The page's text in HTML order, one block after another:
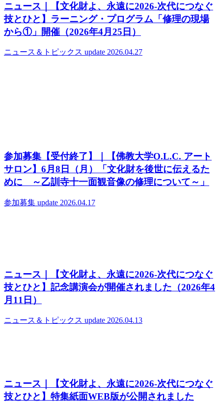
ニュース｜【文化財よ、永遠に2026‐次代につなぐ
技とひと】ラーニング・プログラム「修理の現場
から①」開催（2026年4月25日）
ニュース＆トピックス update 2026.04.27
参加募集【受付終了】｜【佛教大学O.L.C. アート
サロン】6月8日（月）「文化財を後世に伝えるた
めに ～乙訓寺十一面観音像の修理について～」
参加募集 update 2026.04.17
ニュース｜【文化財よ、永遠に2026‐次代につなぐ
技とひと】記念講演会が開催されました（2026年4
月11日）
ニュース＆トピックス update 2026.04.13
ニュース｜【文化財よ、永遠に2026‐次代につなぐ
技とひと】特集紙面WEB版が公開されました